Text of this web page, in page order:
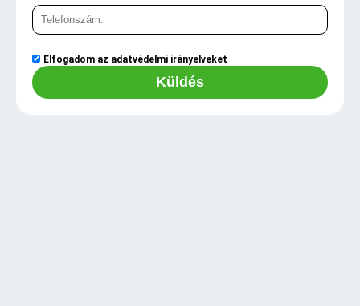
Elfogadom az adatvédelmi irányelveket
Küldés